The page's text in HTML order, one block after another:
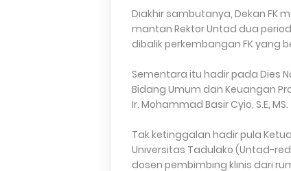
Diakhir sambutanya, Dekan FK
mantan Rektor Untad dua
dibalik perkembangan FK yang
Sementara itu hadir pada Dies
Bidang Umum dan Keuangan
Ir. Mohammad Basir Cyio, S.E, MS.
Tak ketinggalan hadir pula
Universitas Tadulako (Untad-
dosen pembimbing klinis dari